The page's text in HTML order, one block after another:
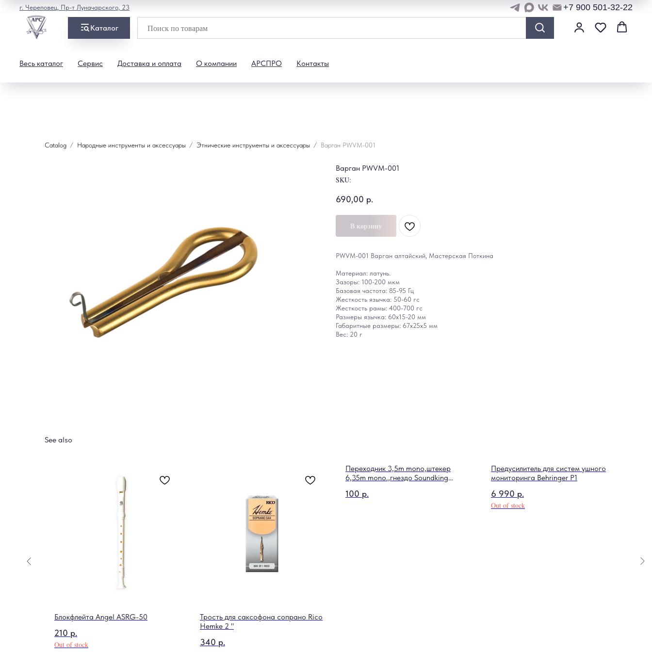
Каталог
Весь каталог Сервис Доставка и оплата О компании АРСПРО Контакты
г. Череповец, Пр-т Луначарского, 23 +7 900 501-32-22
Catalog Народные инструменты и аксессуары Этнические инструменты и аксессуары Варган PWVM-001
Варган PWVM-001
SKU:
690,00 р.
В корзину
PWVM-001 Варган алтайский, Мастерская Поткина
Материал: латунь.
Зазоры: 100-200 мкм
Базовая частота: 85-95 Гц
Жесткость язычка: 50-60 гс
Жесткость рамы: 400-700 гс
Размеры язычка: 60x15-20 мм
Габаритные размеры: 67x25x5 мм
Вес: 20 г
See also
Блокфлейта Angel ASRG-50
210 р.
Out of stock
Трость для саксофона сопрано Rico
Hemke 2 "
340 р.
Переходник 3,5m mono,штекер
6,35m mono.,гнездо Soundking
100 р.
Предусилитель для систем ушного
мониторинга Behringer P1
6 990 р.
Out of stock